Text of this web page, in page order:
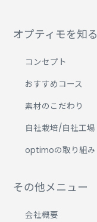
オプティモを知る
コンセプト
おすすめコース
素材のこだわり
自社栽培/自社工場
optimoの取り組み
その他メニュー
会社概要